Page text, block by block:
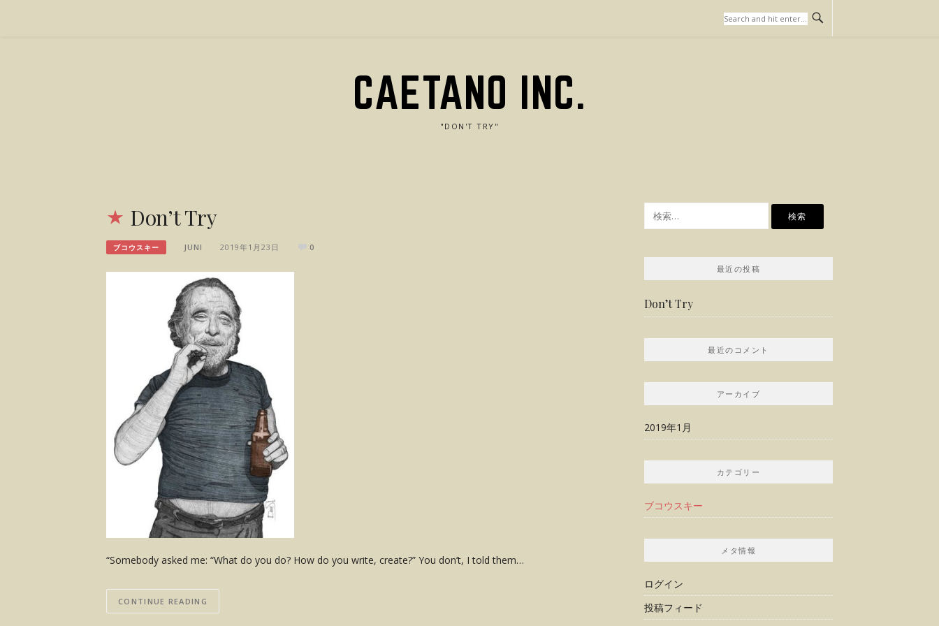
CAETANO INC.
"DON'T TRY"
Don’t Try
ブコウスキー JUNI 2019年1月23日 0
“Somebody asked me: “What do you do? How do you write, create?” You don’t, I told them…
CONTINUE READING
索:
最近の投稿
Don’t Try
最近のコメント
アーカイブ
2019年1月
カテゴリー
ブコウスキー
メタ情報
ログイン
投稿フィード